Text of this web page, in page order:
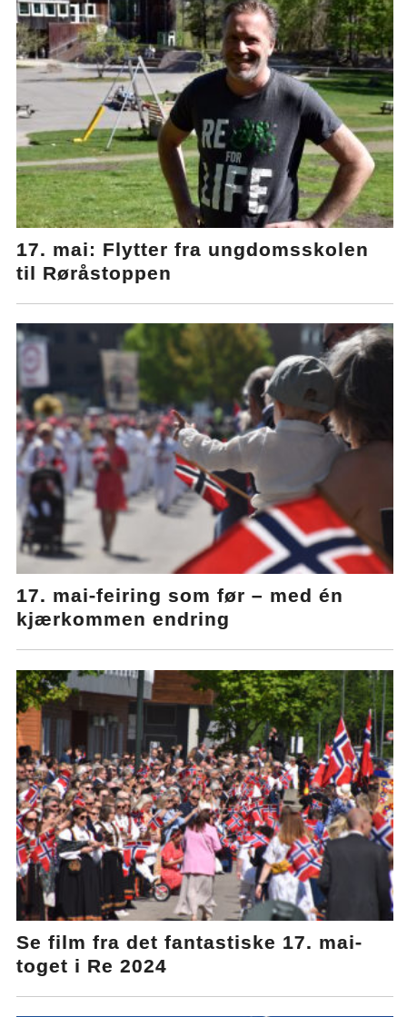
17. mai: Flytter fra ungdomsskolen
til Røråstoppen
17. mai-feiring som før – med én
kjærkommen endring
Se film fra det fantastiske 17. mai-
toget i Re 2024